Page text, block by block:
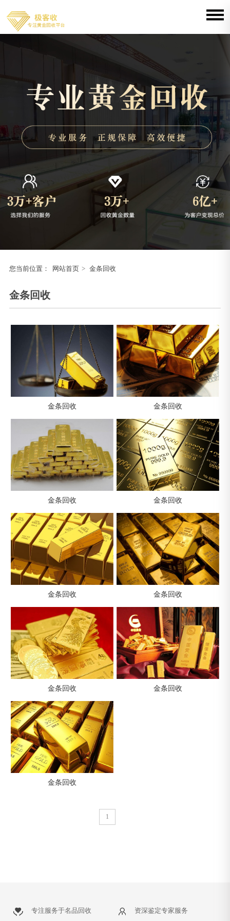
您当前位置： 网站首页 > 金条回收
金条回收
金条回收 金条回收
金条回收 金条回收
金条回收 金条回收
金条回收 金条回收
金条回收
1
专注服务于名品回收 资深鉴定专家服务